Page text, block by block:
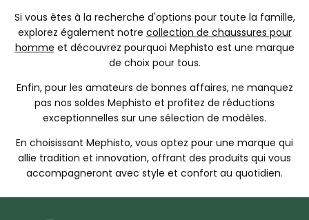
Si vous êtes à la recherche d'options pour toute la famille,
explorez également notre collection de chaussures pour
homme et découvrez pourquoi Mephisto est une marque
de choix pour tous.
Enfin, pour les amateurs de bonnes affaires, ne manquez
pas nos soldes Mephisto et profitez de réductions
exceptionnelles sur une sélection de modèles.
En choisissant Mephisto, vous optez pour une marque qui
allie tradition et innovation, offrant des produits qui vous
accompagneront avec style et confort au quotidien.